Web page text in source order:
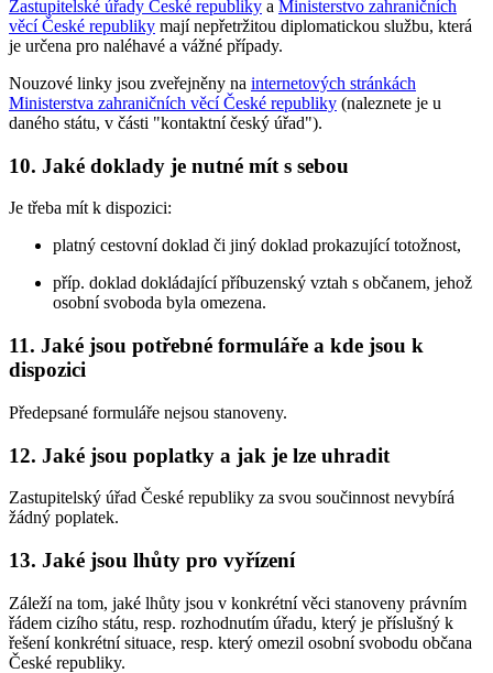
Zastupitelské úřady České republiky a Ministerstvo zahraničních
věcí České republiky mají nepřetržitou diplomatickou službu, která
je určena pro naléhavé a vážné případy.
Nouzové linky jsou zveřejněny na internetových stránkách
Ministerstva zahraničních věcí České republiky (naleznete je u
daného státu, v části "kontaktní český úřad").
10. Jaké doklady je nutné mít s sebou
Je třeba mít k dispozici:
platný cestovní doklad či jiný doklad prokazující totožnost,
příp. doklad dokládající příbuzenský vztah s občanem, jehož
osobní svoboda byla omezena.
11. Jaké jsou potřebné formuláře a kde jsou k
dispozici
Předepsané formuláře nejsou stanoveny.
12. Jaké jsou poplatky a jak je lze uhradit
Zastupitelský úřad České republiky za svou součinnost nevybírá
žádný poplatek.
13. Jaké jsou lhůty pro vyřízení
Záleží na tom, jaké lhůty jsou v konkrétní věci stanoveny právním
řádem cizího státu, resp. rozhodnutím úřadu, který je příslušný k
řešení konkrétní situace, resp. který omezil osobní svobodu občana
České republiky.